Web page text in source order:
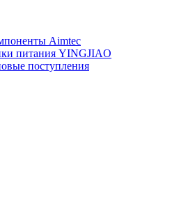
Aimtec
питания YINGJIAO
поступления